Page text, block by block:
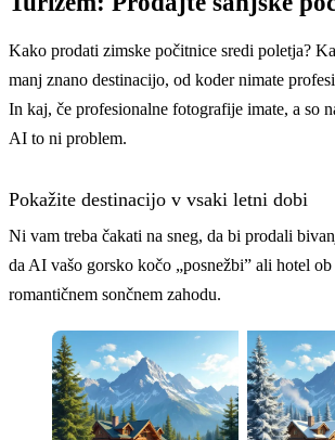
Kako prodati zimske počitnice sredi poletja?
manj znano destinacijo, od koder nimate
In kaj, če profesionalne fotografije imate, a so
AI to ni problem.
Pokažite destinacijo v vsaki letni dobi
Ni vam treba čakati na sneg, da bi prodali
da AI vašo gorsko kočo „posnežbi” ali hotel
romantičnem sončnem zahodu.